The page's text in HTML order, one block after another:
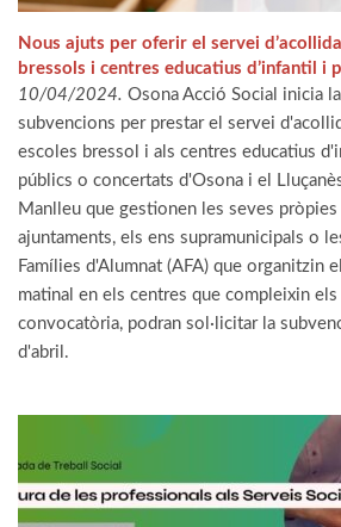
Nous ajuts per oferir el servei
bressols i centres educatius d’infantil i
10/04/2024. Osona Acció Social inicia
subvencions per prestar el servei
escoles bressol i als centres educatius
públics o concertats d'Osona i el
Manlleu que gestionen les seves pròpies
ajuntaments, els ens supramunicipals o
Famílies d'Alumnat (AFA) que organitzin
matinal en els centres que compleixin
convocatòria, podran sol·licitar la
d'abril.